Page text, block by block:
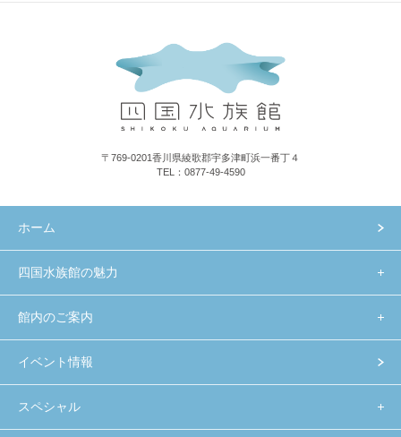
〒769-0201香川県綾歌郡宇多津町浜一番丁４
TEL：0877-49-4590
ホーム
四国水族館の魅力
館内のご案内
イベント情報
スペシャル